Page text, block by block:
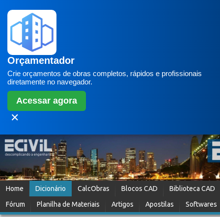
Orçamentador
Crie orçamentos de obras completos, rápidos e profissionais
diretamente no navegador.
Acessar agora
✕
Home Dicionário CalcObras Blocos CAD
Biblioteca CAD
Fórum
Planilha de Materiais Artigos Apostilas Softwares